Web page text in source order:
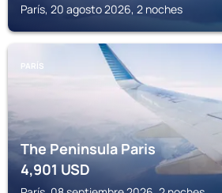
París, 20 agosto 2026, 2 noches
PARÍS
The Peninsula Paris
4,901USD